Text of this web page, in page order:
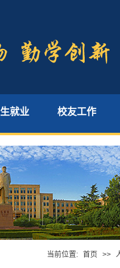
就业 校友工作
当前位置: 首页 >>